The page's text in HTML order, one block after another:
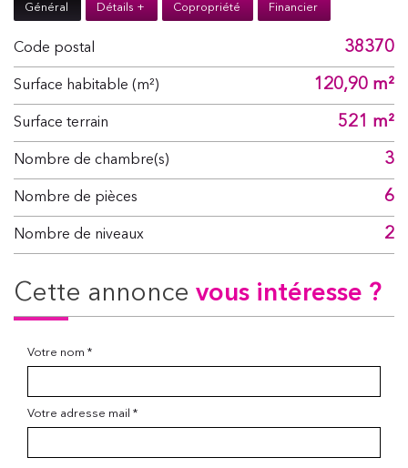
Général Détails + Copropriété Financier
Code postal 38370
Surface habitable (m²) 120,90 m²
surface terrain 521 m²
Nombre de chambre(s) 3
Nombre de pièces 6
Nombre de niveaux 2
cette annonce vous intéresse ?
Votre nom *
Votre adresse mail *